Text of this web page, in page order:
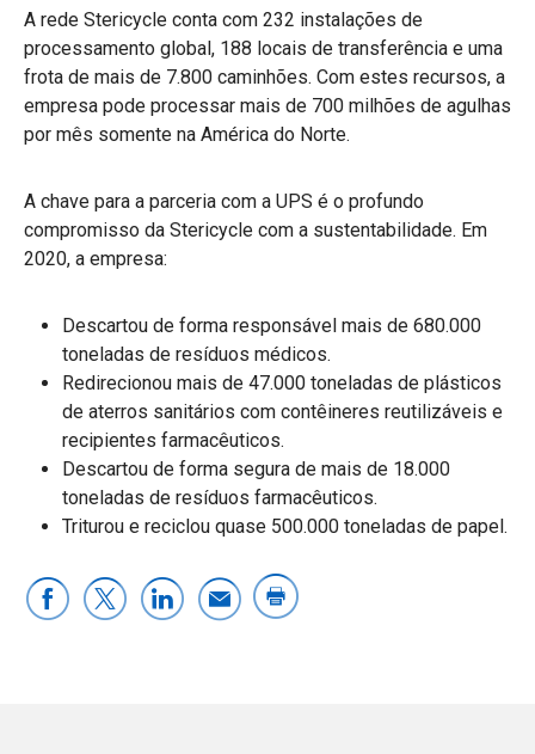
A rede Stericycle conta com 232 instalações de
processamento global, 188 locais de transferência e uma
frota de mais de 7.800 caminhões. Com estes recursos, a
empresa pode processar mais de 700 milhões de agulhas
por mês somente na América do Norte.
A chave para a parceria com a UPS é o profundo
compromisso da Stericycle com a sustentabilidade. Em
2020, a empresa:
Descartou de forma responsável mais de 680.000
toneladas de resíduos médicos.
Redirecionou mais de 47.000 toneladas de plásticos
de aterros sanitários com contêineres reutilizáveis e
recipientes farmacêuticos.
Descartou de forma segura de mais de 18.000
toneladas de resíduos farmacêuticos.
Triturou e reciclou quase 500.000 toneladas de papel.